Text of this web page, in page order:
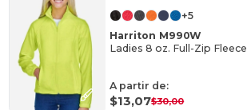
+5
Harriton M990W
Ladies 8 oz. Full-Zip Fleece
A partir de:
$13,07$30,00